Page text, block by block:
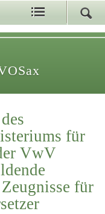
für
VwV
für